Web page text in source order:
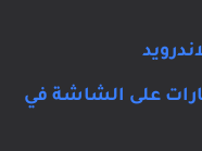
على الشاشة في